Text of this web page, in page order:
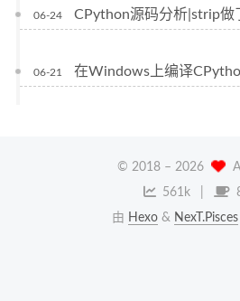
06-24 CPython源码分析|strip做
06-21 在Windows上编译
© 2018 – 2026
561k
由 Hexo & NexT.Pisces